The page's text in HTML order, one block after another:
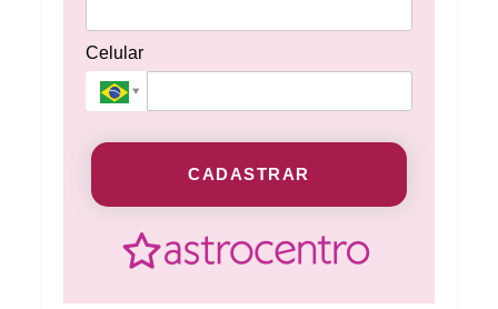
Celular
CADASTRAR